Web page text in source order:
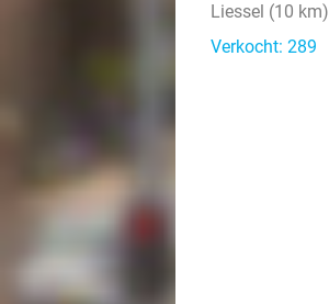
Liessel (10 km)
Verkocht: 289